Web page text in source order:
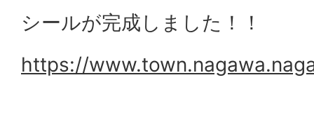
シールが完成しました！！
https://